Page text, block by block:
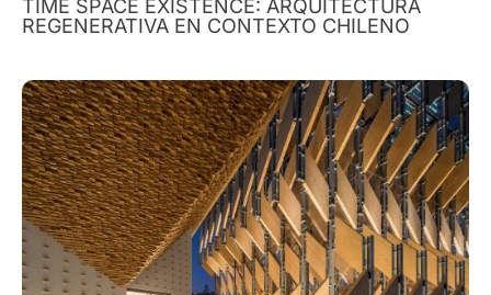
TIME SPACE EXISTENCE: ARQUITECTURA
REGENERATIVA EN CONTEXTO CHILENO